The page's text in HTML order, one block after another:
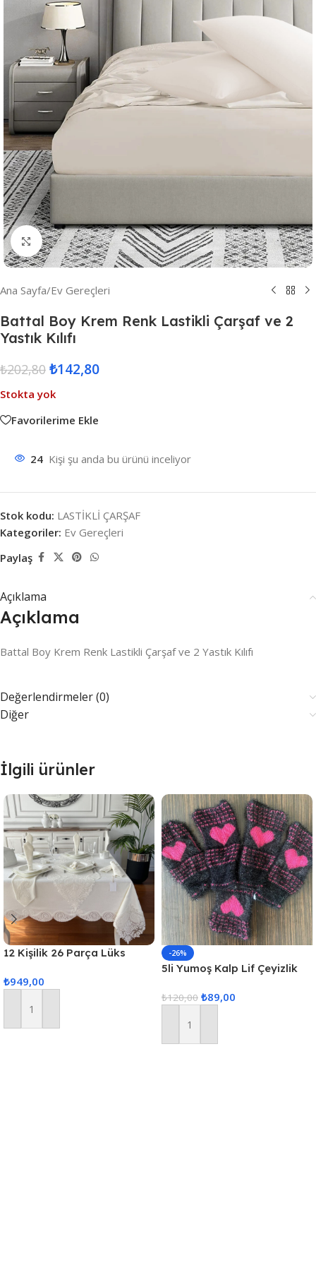
Resmi Büyüt
Ana Sayfa/Ev Gereçleri
Battal Boy Krem Renk Lastikli Çarşaf ve 2
Yastık Kılıfı
₺202,80 ₺142,80
Stokta yok
Favorilerime Ekle
24 Kişi şu anda bu ürünü inceliyor
Stok kodu: LASTİKLİ ÇARŞAF
Kategoriler: Ev Gereçleri
Paylaş
Açıklama
Açıklama
Battal Boy Krem Renk Lastikli Çarşaf ve 2 Yastık Kılıfı
Değerlendirmeler (0)
Diğer
İlgili ürünler
12 Kişilik 26 Parça Lüks
Masa Örtüsü Seti
₺949,00
Sepete Ekle
-26%
5li Yumoş Kalp Lif Çeyizlik
₺120,00 ₺89,00
Sepete Ekle